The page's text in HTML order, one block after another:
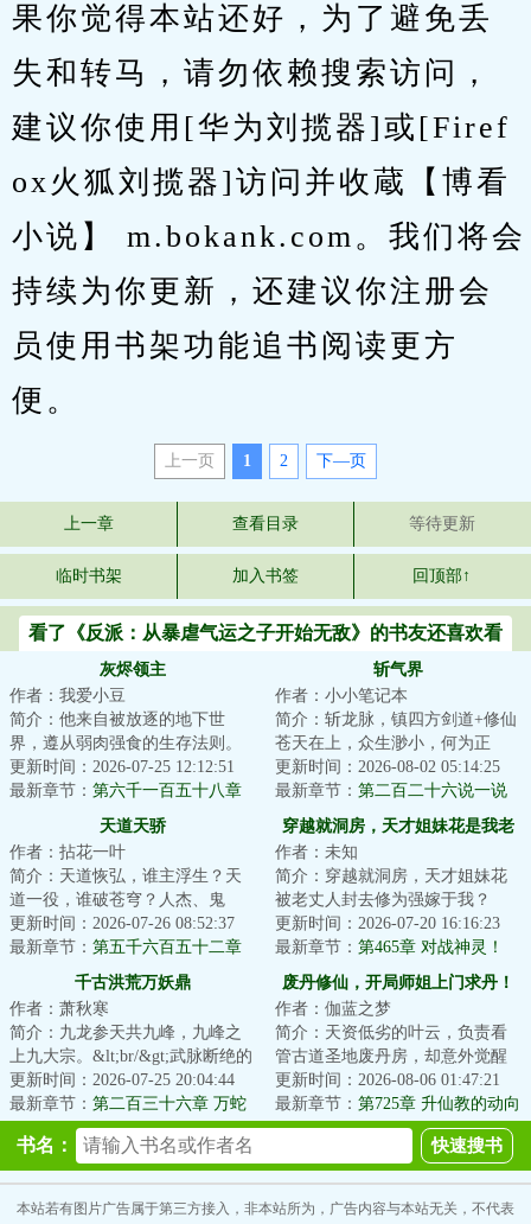
果你觉得本站还好，为了避免丢
失和转马，请勿依赖搜索访问，
建议你使用[华为刘揽器]或[Firef
ox火狐刘揽器]访问并收蔵【博看
小说】 m.bokank.com。我们将会
持续为你更新，还建议你注册会
员使用书架功能追书阅读更方
便。
上一页 1 2 下—页
上一章 查看目录 等待更新
临时书架 加入书签 回顶部↑
看了《反派：从暴虐气运之子开始无敌》的书友还喜欢看
灰烬领主
作者：我爱小豆
简介：他来自被放逐的地下世
界，遵从弱肉强食的生存法则。
他是真理的探索者，是行走在理
智与疯狂边缘的巫...
更新时间：2026-07-25 12:12:51
最新章节： 第六千一百五十八章
斩气界
作者：小小笔记本
简介：斩龙脉，镇四方剑道+修仙
苍天在上，众生渺小，何为正
义！何为挫折！何为磨难！不过
是浮云吧！仇恨...
更新时间：2026-08-02 05:14:25
最新章节： 第二百二十六说一说
天道天骄
作者：拈花一叶
简介：天道恢弘，谁主浮生？天
道一役，谁破苍穹？人杰、鬼
雄、楚翘、天骄，万载后的归
来，再踏归家路，再...
更新时间：2026-07-26 08:52:37
最新章节： 第五千六百五十二章
传承和偶遇！下
穿越就洞房，天才姐妹花是我老
作者：未知
简介：穿越就洞房，天才姐妹花
被老丈人封去修为强嫁于我？
\uCbr\uE大老婆高冷如明月；
\uCbr\uE二老婆娇艳...
更新时间：2026-07-20 16:16:23
最新章节： 第465章 对战神灵！
千古洪荒万妖鼎
作者：萧秋寒
简介：九龙参天共九峰，九峰之
上九大宗。&lt;br/&gt;武脉断绝的
少年，意外吞服九转天蚕，觉醒
上古神器万...
更新时间：2026-07-25 20:04:44
最新章节： 第二百三十六章 万蛇
谷中猎妖蛇
废丹修仙，开局师姐上门求丹！
作者：伽蓝之梦
简介：天资低劣的叶云，负责看
管古道圣地废丹房，却意外觉醒
造化神炉！&lt;br/&gt;只要投入废
丹，即可变...
更新时间：2026-08-06 01:47:21
最新章节： 第725章 升仙教的动向
书名：
本站若有图片广告属于第三方接入，非本站所为，广告内容与本站无关，不代表